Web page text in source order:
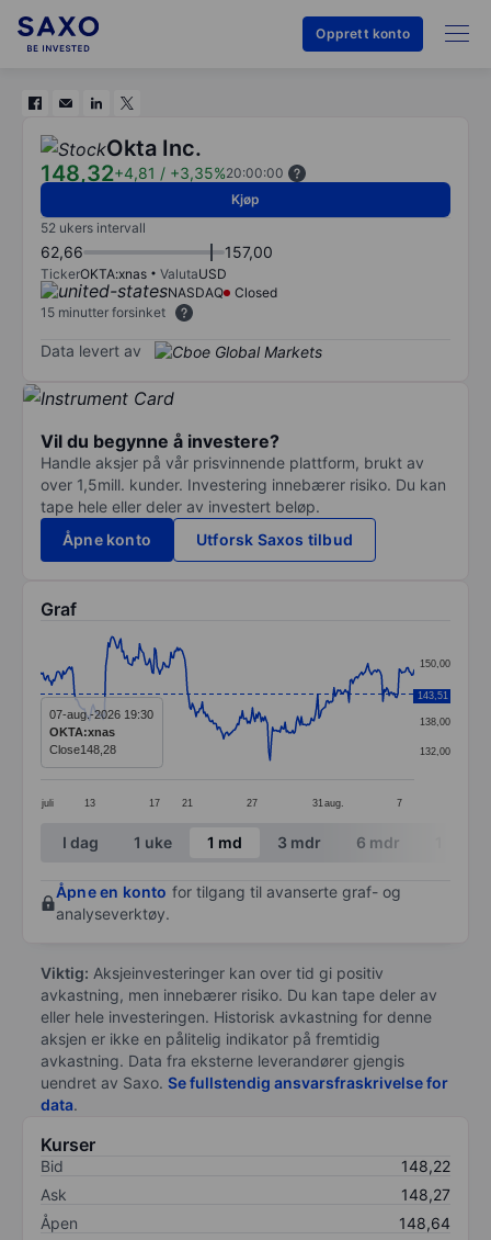
Opprett konto
Okta Inc.
148,32+4,81 / +3,35%20:00:00
Kjøp
52 ukers intervall
62,66 157,00
TickerOKTA:xnas ValutaUSD
NASDAQ
Closed
15 minutter forsinket
Data levert av
Vil du begynne å investere?
Handle aksjer på vår prisvinnende plattform, brukt av
over 1,5mill. kunder. Investering innebærer risiko. Du kan
tape hele eller deler av investert beløp.
Åpne konto
Utforsk Saxos tilbud
Graf
Line chart with 299 data points.
The chart has 1 X axis displaying categories.
The chart has 1 Y axis displaying values. Data
juli 13 17 21 27 31 aug. 7
132,00
138,00
144,00
150,00
143,51
07-aug.-2026 19:30
OKTA:xnas
Close148,28
End of interactive chart.
I dag 1 uke 1 md 3 mdr 6 mdr
Åpne en konto for tilgang til avanserte graf- og
analyseverktøy.
Viktig: Aksjeinvesteringer kan over tid gi positiv
avkastning, men innebærer risiko. Du kan tape deler av
eller hele investeringen. Historisk avkastning for denne
aksjen er ikke en pålitelig indikator på fremtidig
avkastning. Data fra eksterne leverandører gjengis
uendret av Saxo. Se fullstendig ansvarsfraskrivelse for
data.
Kurser
Bid
148,22
Ask
148,27
Åpen
148,64